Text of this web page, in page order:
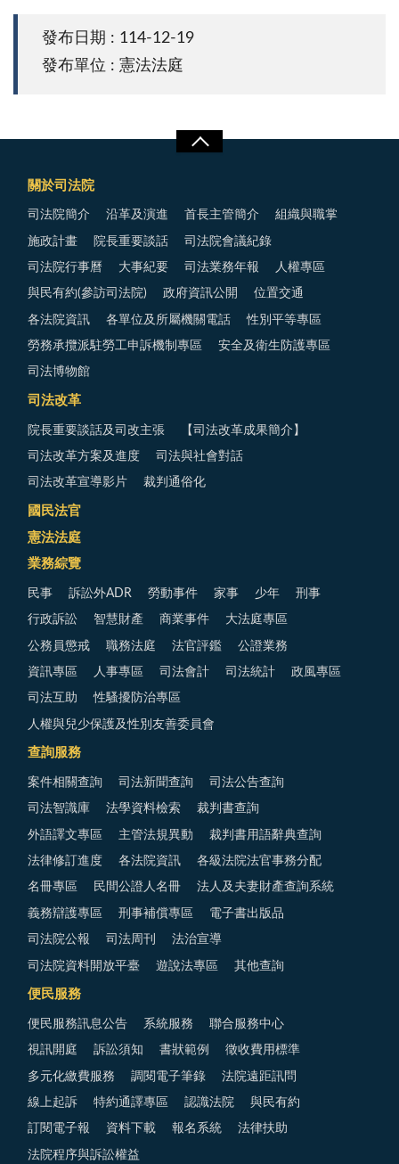
發布日期 : 114-12-19
發布單位 : 憲法法庭
關於司法院
司法院簡介 沿革及演進 首長主管簡介 組織與職掌
施政計畫 院長重要談話 司法院會議紀錄
司法院行事曆 大事紀要 司法業務年報 人權專區
與民有約(參訪司法院) 政府資訊公開 位置交通
各法院資訊 各單位及所屬機關電話 性別平等專區
勞務承攬派駐勞工申訴機制專區 安全及衛生防護專區
司法博物館
司法改革
院長重要談話及司改主張 【司法改革成果簡介】
司法改革方案及進度 司法與社會對話
司法改革宣導影片 裁判通俗化
國民法官
憲法法庭
業務綜覽
民事 訴訟外ADR 勞動事件 家事 少年 刑事
行政訴訟 智慧財產 商業事件 大法庭專區
公務員懲戒 職務法庭 法官評鑑 公證業務
資訊專區 人事專區 司法會計 司法統計 政風專區
司法互助 性騷擾防治專區
人權與兒少保護及性別友善委員會
查詢服務
案件相關查詢 司法新聞查詢 司法公告查詢
司法智識庫 法學資料檢索 裁判書查詢
外語譯文專區 主管法規異動 裁判書用語辭典查詢
法律修訂進度 各法院資訊 各級法院法官事務分配
名冊專區 民間公證人名冊 法人及夫妻財產查詢系統
義務辯護專區 刑事補償專區 電子書出版品
司法院公報 司法周刊 法治宣導
司法院資料開放平臺 遊說法專區 其他查詢
便民服務
便民服務訊息公告 系統服務 聯合服務中心
視訊開庭 訴訟須知 書狀範例 徵收費用標準
多元化繳費服務 調閱電子筆錄 法院遠距訊問
線上起訴 特約通譯專區 認識法院 與民有約
訂閱電子報 資料下載 報名系統 法律扶助
法院程序與訴訟權益